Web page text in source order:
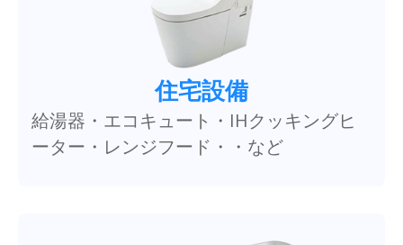
住宅設備
給湯器・エコキュート・IHクッキングヒ
ーター・レンジフード・・など